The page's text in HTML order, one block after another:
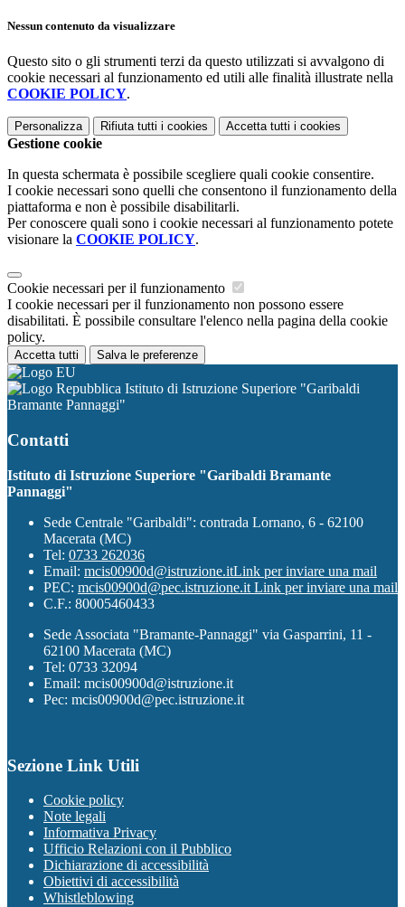
Nessun contenuto da visualizzare
Questo sito o gli strumenti terzi da questo utilizzati si avvalgono di
cookie necessari al funzionamento ed utili alle finalità illustrate nella
COOKIE POLICY.
Personalizza Rifiuta tutti i cookies Accetta tutti i cookies
Gestione cookie
In questa schermata è possibile scegliere quali cookie consentire.
I cookie necessari sono quelli che consentono il funzionamento della
piattaforma e non è possibile disabilitarli.
Per conoscere quali sono i cookie necessari al funzionamento potete
visionare la COOKIE POLICY.
Cookie necessari per il funzionamento
I cookie necessari per il funzionamento non possono essere
disabilitati. È possibile consultare l'elenco nella pagina della cookie
policy.
Accetta tutti Salva le preferenze
Istituto di Istruzione Superiore "Garibaldi
Bramante Pannaggi"
Contatti
Istituto di Istruzione Superiore "Garibaldi Bramante
Pannaggi"
Sede Centrale "Garibaldi": contrada Lornano, 6 - 62100
Macerata (MC)
Tel: 0733 262036
Email: mcis00900d@istruzione.itLink per inviare una mail
PEC: mcis00900d@pec.istruzione.it Link per inviare una mail
C.F.: 80005460433
Sede Associata "Bramante-Pannaggi" via Gasparrini, 11 -
62100 Macerata (MC)
Tel: 0733 32094
Email: mcis00900d@istruzione.it
Pec: mcis00900d@pec.istruzione.it
Sezione Link Utili
Cookie policy
Note legali
Informativa Privacy
Ufficio Relazioni con il Pubblico
Dichiarazione di accessibilità
Obiettivi di accessibilità
Whistleblowing